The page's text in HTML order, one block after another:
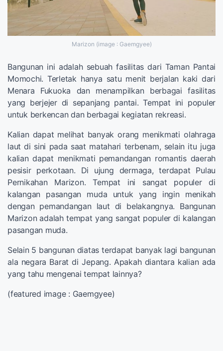
Marizon (image : Gaemgyee)
Bangunan ini adalah sebuah fasilitas dari Taman Pantai
Momochi. Terletak hanya satu menit berjalan kaki dari
Menara Fukuoka dan menampilkan berbagai fasilitas
yang berjejer di sepanjang pantai. Tempat ini populer
untuk berkencan dan berbagai kegiatan rekreasi.
Kalian dapat melihat banyak orang menikmati olahraga
laut di sini pada saat matahari terbenam, selain itu juga
kalian dapat menikmati pemandangan romantis daerah
pesisir perkotaan. Di ujung dermaga, terdapat Pulau
Pernikahan Marizon. Tempat ini sangat populer di
kalangan pasangan muda untuk yang ingin menikah
dengan pemandangan laut di belakangnya. Bangunan
Marizon adalah tempat yang sangat populer di kalangan
pasangan muda.
Selain 5 bangunan diatas terdapat banyak lagi bangunan
ala negara Barat di Jepang. Apakah diantara kalian ada
yang tahu mengenai tempat lainnya?
(featured image : Gaemgyee)